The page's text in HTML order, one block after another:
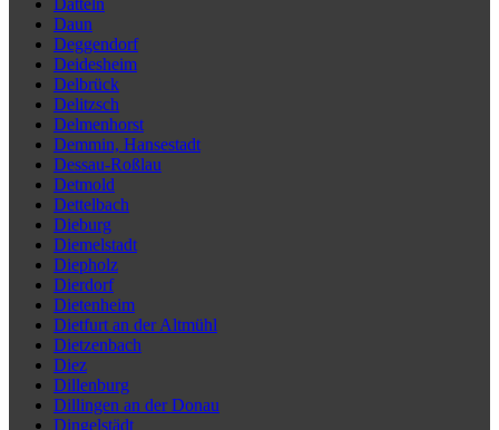
Datteln
Daun
Deggendorf
Deidesheim
Delbrück
Delitzsch
Delmenhorst
Demmin, Hansestadt
Dessau-Roßlau
Detmold
Dettelbach
Dieburg
Diemelstadt
Diepholz
Dierdorf
Dietenheim
Dietfurt an der Altmühl
Dietzenbach
Diez
Dillenburg
Dillingen an der Donau
Dingelstädt